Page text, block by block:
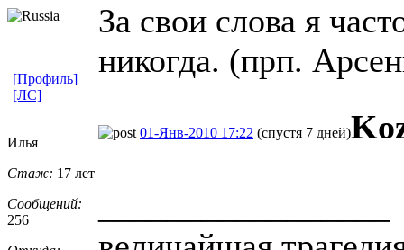
За свои слова я
никогда. (прп.
[Профиль]
[ЛС]
Илья
Стаж: 17 лет
Сообщений:
256
01-Янв-2010 17:22 (спустя 7 дней)